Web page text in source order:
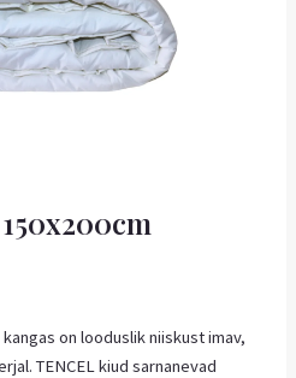
on looduslik niiskust imav,
TENCEL kiud sarnanevad